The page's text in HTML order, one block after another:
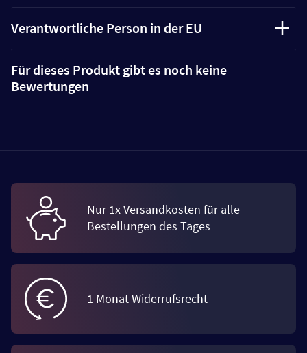
Verantwortliche Person in der EU
Für dieses Produkt gibt es noch keine
Bewertungen
Nur 1x Versandkosten für alle
Bestellungen des Tages
1 Monat Widerrufsrecht